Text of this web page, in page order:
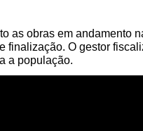
as obras em andamento
finalização. O gestor
a população.